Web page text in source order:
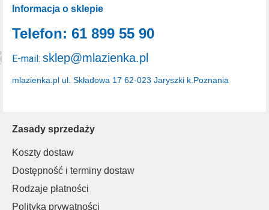
Zasady sprzedaży
Koszty dostaw
Dostępność i terminy dostaw
Rodzaje płatności
Polityka prywatności
Informacja o sklepie
mlazienka.pl ul. Składowa 17 62-023 Jaryszki k.Poznania
Telefon: 61 899 55 90
E-mail: sklep@mlazienka.pl